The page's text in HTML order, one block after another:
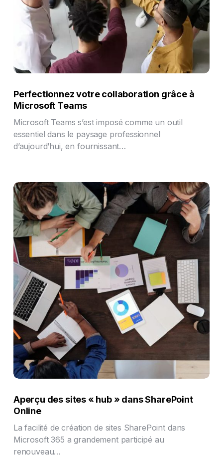
Perfectionnez votre collaboration grâce à
Microsoft Teams
Microsoft Teams s’est imposé comme un outil
essentiel dans le paysage professionnel
d’aujourd’hui, en fournissant…
Aperçu des sites « hub » dans SharePoint
Online
La facilité de création de sites SharePoint dans
Microsoft 365 a grandement participé au
renouveau…